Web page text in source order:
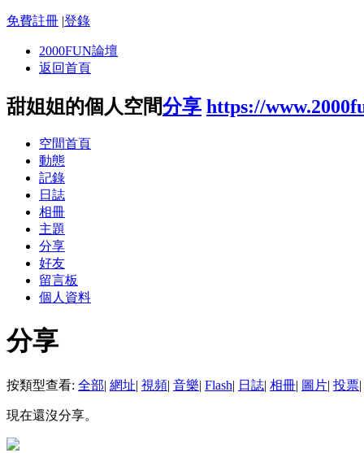
免費註冊 |登錄
2000FUN論壇
返回首頁
甜姐姐的個人空間分享 https://
空間首頁
動態
記錄
日誌
相冊
主題
分享
好友
留言板
個人資料
分享
按類型查看: 全部| 網址| 視頻| 音樂| Flash| 日誌| 相冊| 圖片| 投票|
現在還沒分享。